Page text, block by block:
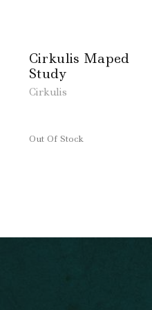
Cirkulis Maped
Study
Cirkulis
Out Of Stock